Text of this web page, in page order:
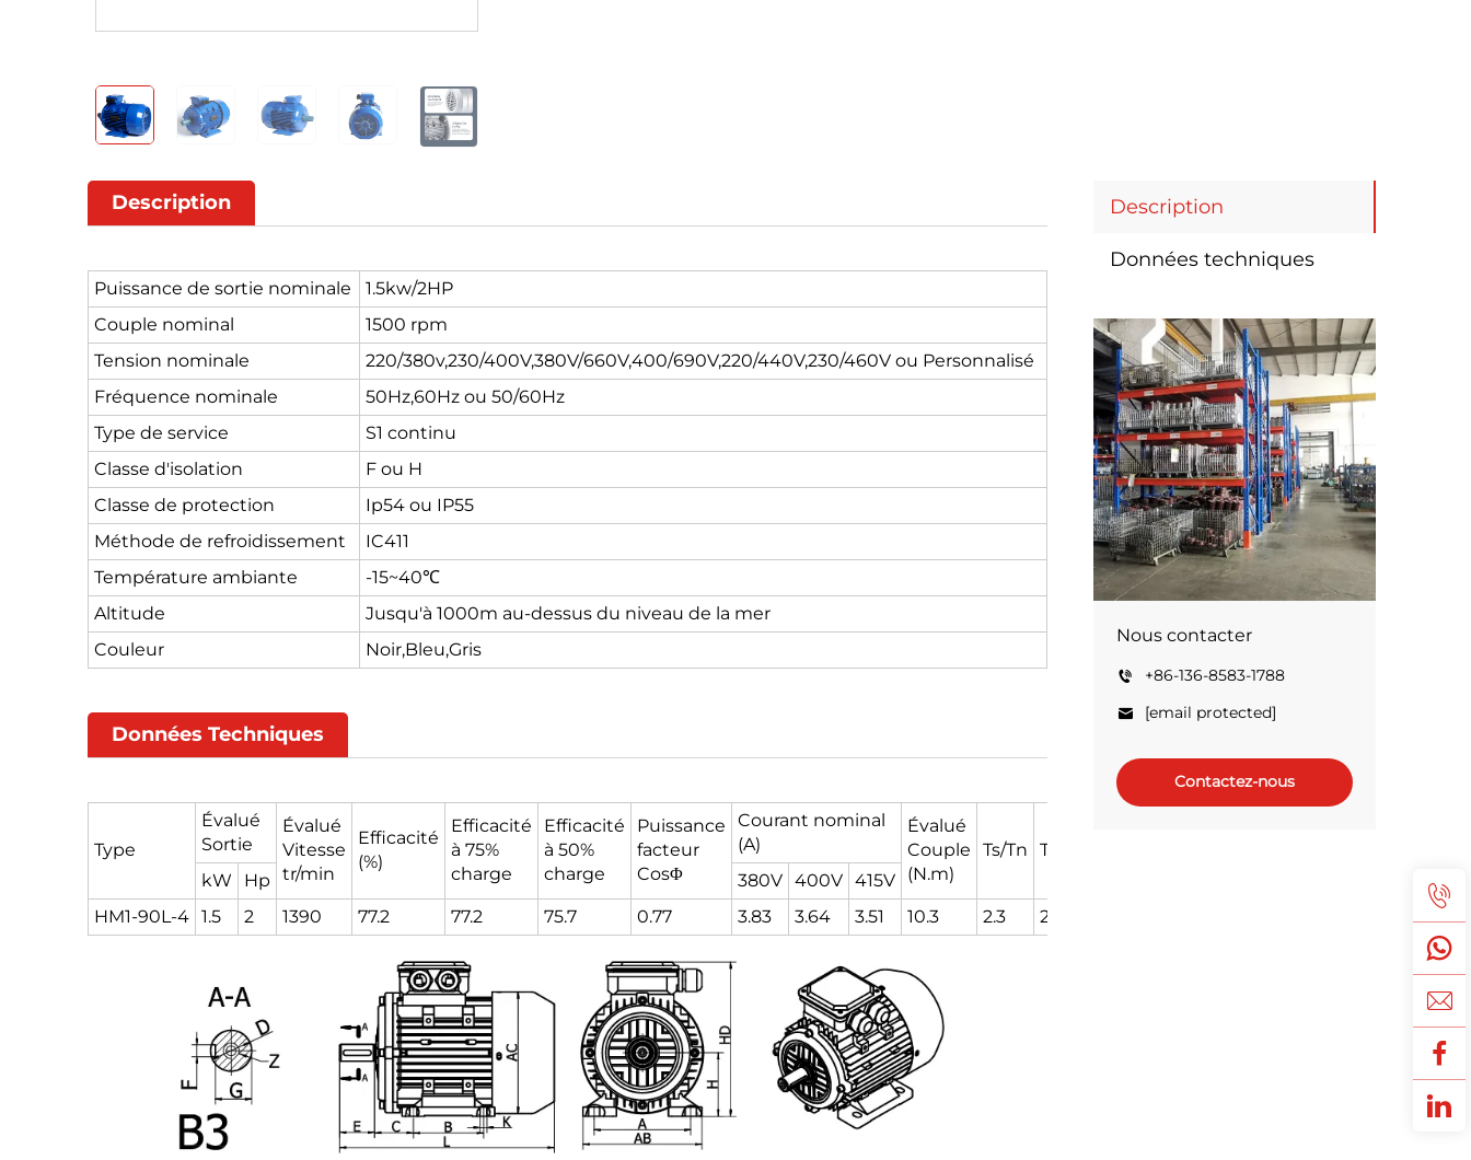
Description
Données techniques
Nous contacter
+86-136-8583-1788
[email protected]
Contactez-nous
Description
Puissance de sortie nominale
1.5kw/2HP
Couple nominal
1500 rpm
Tension nominale
220/380v,230/400V,380V/660V,400/690V,220/440V,230/460V ou Personnalisé
Fréquence nominale
50Hz,60Hz ou 50/60Hz
Type de service
S1 continu
Classe d'isolation
F ou H
Classe de protection
Ip54 ou IP55
Méthode de refroidissement
IC411
Température ambiante
-15~40℃
Altitude
Jusqu'à 1000m au-dessus du niveau de la mer
Couleur
Noir,Bleu,Gris
Données Techniques
Type
Évalué
Sortie
Évalué
Vitesse
tr/min
Efficacité
(%)
Efficacité
à 75%
charge
Efficacité
à 50%
charge
Puissance
facteur
CosΦ
Courant nominal
(A)
Évalué
Couple
(N.m)
Ts/Tn Tmax/Tn
kW Hp 380V 400V
415V
HM1-90L-4
1.5 2 1390 77.2 77.2 75.7 0.77 3.83 3.64 3.51 10.3 2.3 2.3